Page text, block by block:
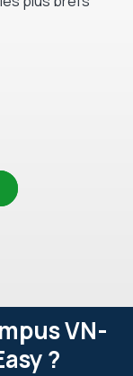
VN-
?